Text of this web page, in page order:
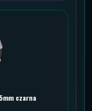
czarna